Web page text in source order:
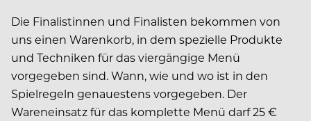
Die Finalistinnen und Finalisten bekommen von
uns einen Warenkorb, in dem spezielle Produkte
und Techniken für das viergängige Menü
vorgegeben sind. Wann, wie und wo ist in den
Spielregeln genauestens vorgegeben. Der
Wareneinsatz für das komplette Menü darf 25 €